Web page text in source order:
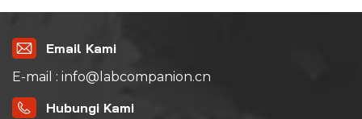
Email Kami
E-mail : info@labcompanion.cn
Hubungi Kami